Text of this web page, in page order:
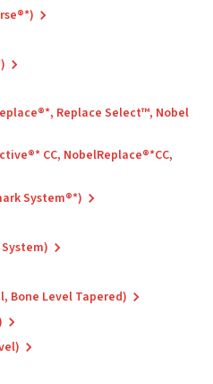
Replace Select™, Nobel
CC, NobelReplace®*CC,
System®*)
Bone Level Tapered)